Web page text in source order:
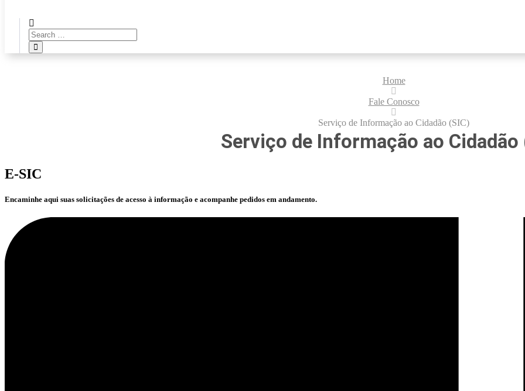
Home
Fale Conosco
Serviço de Informação ao Cidadão (SIC)
Serviço de Informação ao Cidadão
E-SIC
Encaminhe aqui suas solicitações de acesso à informação e acompanhe pedidos em andamento.